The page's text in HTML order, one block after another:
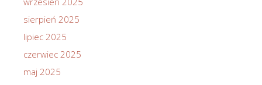
sierpień 2025
lipiec 2025
czerwiec 2025
maj 2025